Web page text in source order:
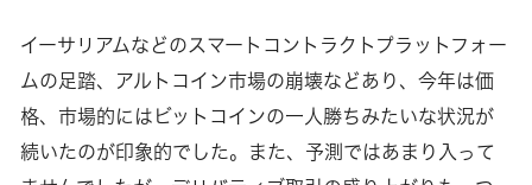
イーサリアムなどのスマートコントラクトプラットフォー
ムの足踏、アルトコイン市場の崩壊などあり、今年は価
格、市場的にはビットコインの一人勝ちみたいな状況が
続いたのが印象的でした。また、予測ではあまり入って